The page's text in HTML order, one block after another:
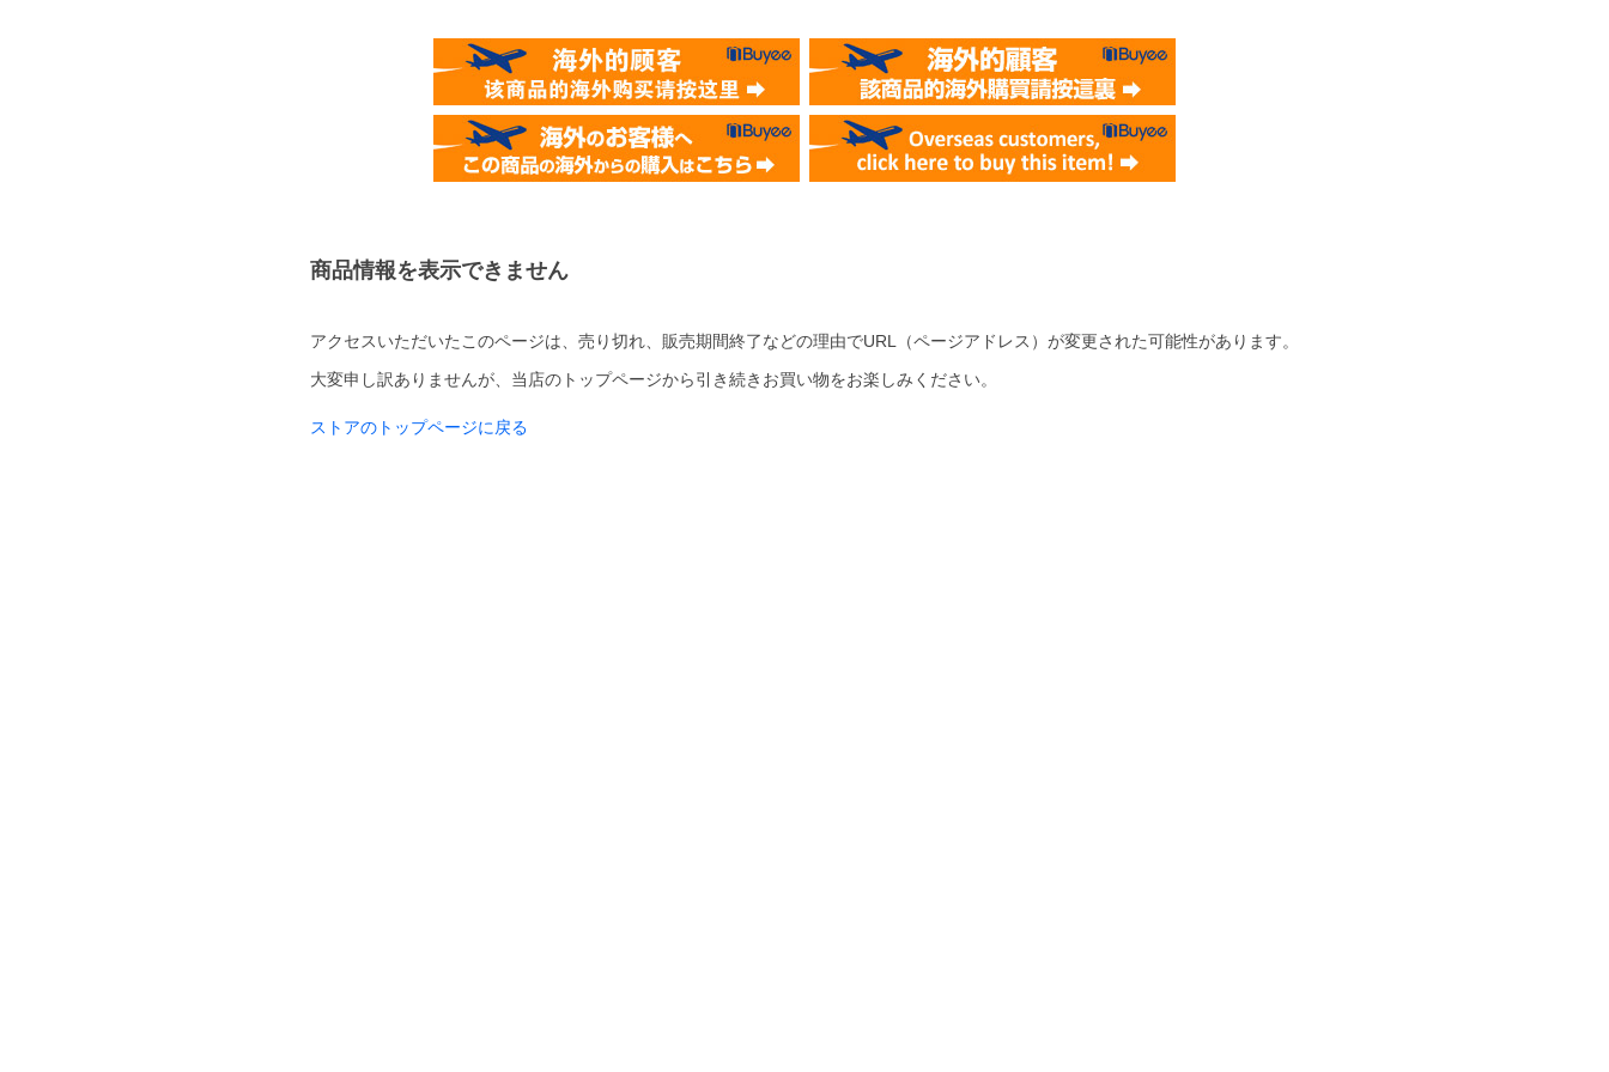
商品情報を表示できません
アクセスいただいたこのページは、売り切れ、販売期間終了などの理由でURL（ページアドレス）が変更された可能性があります。
大変申し訳ありませんが、当店のトップページから引き続きお買い物をお楽しみください。
ストアのトップページに戻る